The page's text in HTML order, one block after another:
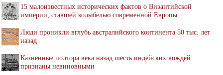
15 малоизвестных исторических фактов о Византийской
империи, ставшей колыбелью современной Европы
Люди проникли вглубь австралийского континента 50 тыс. лет
назад
Казненные полтора века назад шесть индейских вождей
признаны невиновными